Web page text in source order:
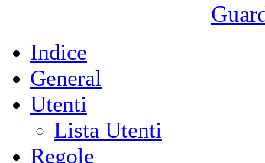
Indice
General
Utenti
Lista Utenti
Regole